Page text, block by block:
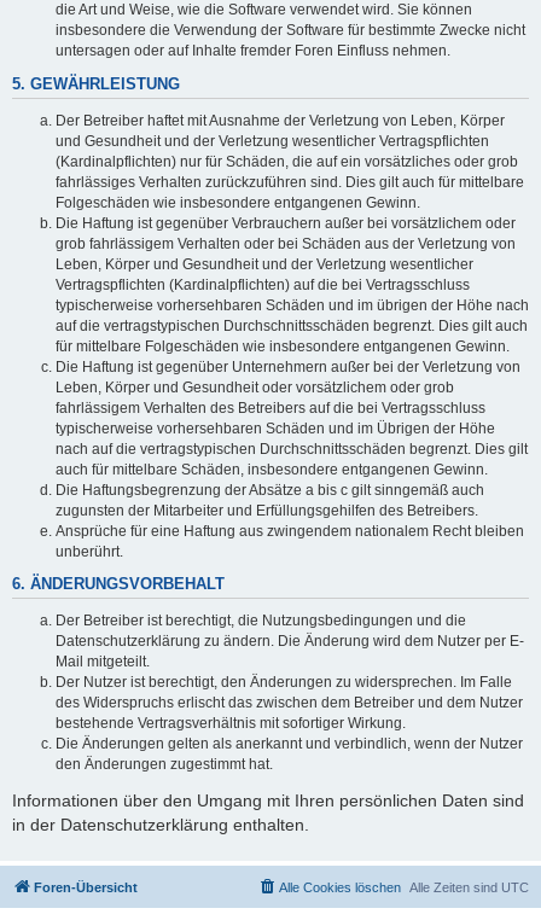
die Art und Weise, wie die Software verwendet wird. Sie können
insbesondere die Verwendung der Software für bestimmte Zwecke nicht
untersagen oder auf Inhalte fremder Foren Einfluss nehmen.
5. GEWÄHRLEISTUNG
Der Betreiber haftet mit Ausnahme der Verletzung von Leben, Körper
und Gesundheit und der Verletzung wesentlicher Vertragspflichten
(Kardinalpflichten) nur für Schäden, die auf ein vorsätzliches oder grob
fahrlässiges Verhalten zurückzuführen sind. Dies gilt auch für mittelbare
Folgeschäden wie insbesondere entgangenen Gewinn.
Die Haftung ist gegenüber Verbrauchern außer bei vorsätzlichem oder
grob fahrlässigem Verhalten oder bei Schäden aus der Verletzung von
Leben, Körper und Gesundheit und der Verletzung wesentlicher
Vertragspflichten (Kardinalpflichten) auf die bei Vertragsschluss
typischerweise vorhersehbaren Schäden und im übrigen der Höhe nach
auf die vertragstypischen Durchschnittsschäden begrenzt. Dies gilt auch
für mittelbare Folgeschäden wie insbesondere entgangenen Gewinn.
Die Haftung ist gegenüber Unternehmern außer bei der Verletzung von
Leben, Körper und Gesundheit oder vorsätzlichem oder grob
fahrlässigem Verhalten des Betreibers auf die bei Vertragsschluss
typischerweise vorhersehbaren Schäden und im Übrigen der Höhe
nach auf die vertragstypischen Durchschnittsschäden begrenzt. Dies gilt
auch für mittelbare Schäden, insbesondere entgangenen Gewinn.
Die Haftungsbegrenzung der Absätze a bis c gilt sinngemäß auch
zugunsten der Mitarbeiter und Erfüllungsgehilfen des Betreibers.
Ansprüche für eine Haftung aus zwingendem nationalem Recht bleiben
unberührt.
6. ÄNDERUNGSVORBEHALT
Der Betreiber ist berechtigt, die Nutzungsbedingungen und die
Datenschutzerklärung zu ändern. Die Änderung wird dem Nutzer per E-
Mail mitgeteilt.
Der Nutzer ist berechtigt, den Änderungen zu widersprechen. Im Falle
des Widerspruchs erlischt das zwischen dem Betreiber und dem Nutzer
bestehende Vertragsverhältnis mit sofortiger Wirkung.
Die Änderungen gelten als anerkannt und verbindlich, wenn der Nutzer
den Änderungen zugestimmt hat.
Informationen über den Umgang mit Ihren persönlichen Daten sind
in der Datenschutzerklärung enthalten.
Foren-Übersicht Alle Zeiten sind UTC
Alle Cookies löschen